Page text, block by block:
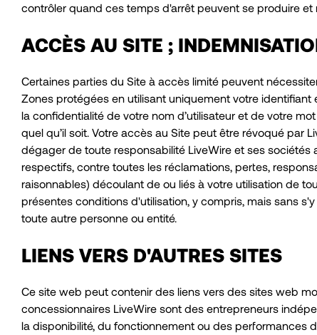
contrôler quand ces temps d'arrêt peuvent se produire
ACCÈS AU SITE ;
Certaines parties du Site à accès limité peuvent
Zones protégées en utilisant uniquement votre
la confidentialité de votre nom d’utilisateur et de votre
quel qu’il soit. Votre accès au Site peut être révoqué
dégager de toute responsabilité LiveWire et ses
respectifs, contre toutes les réclamations, pertes,
raisonnables) découlant de ou liés à votre utilisation de
présentes conditions d'utilisation, y compris, mais sans
toute autre personne ou entité.
LIENS VERS D'AUTRES SITES
Ce site web peut contenir des liens vers des sites web
concessionnaires LiveWire sont des entrepreneurs
la disponibilité, du fonctionnement ou des performances